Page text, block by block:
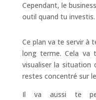
Cependant, le
outil quand tu investis.
Ce plan va te servir à
long terme. Cela va
visualiser la situation
restes concentré sur
Il va aussi te